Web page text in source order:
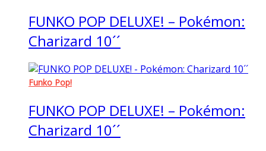
FUNKO POP DELUXE! – Pokémon:
Charizard 10´´
Funko Pop!
FUNKO POP DELUXE! – Pokémon:
Charizard 10´´